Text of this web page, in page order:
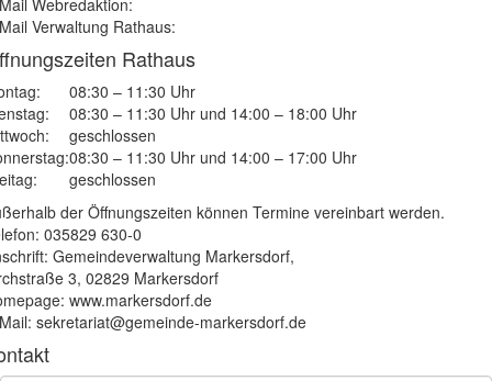
Webredaktion:
Verwaltung Rathaus:
Rathaus
08:30 – 11:30 Uhr
08:30 – 11:30 Uhr und 14:00 – 18:00 Uhr
geschlossen
08:30 – 11:30 Uhr und 14:00 – 17:00 Uhr
geschlossen
der Öffnungszeiten können Termine vereinbart werden.
035829 630-0
Gemeindeverwaltung Markersdorf,
3, 02829 Markersdorf
www.markersdorf.de
sekretariat@gemeinde-markersdorf.de